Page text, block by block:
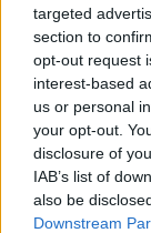
targeted
section to
opt-out request
interest-based
us or personal
your opt-out.
disclosure of
IAB’s list of
also be
Downstream
Η απόφαση
την 4η
και